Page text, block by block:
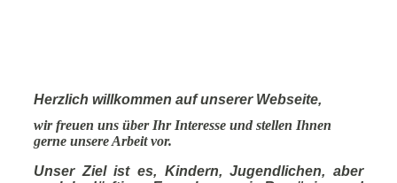
Herzlich willkommen auf unserer Webseite,
wir freuen uns über Ihr Interesse und stellen Ihnen
gerne unsere Arbeit vor.
Unser Ziel ist es, Kindern, Jugendlichen, aber